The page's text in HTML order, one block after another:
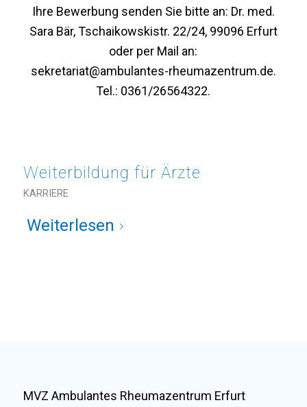
Ihre Bewerbung senden Sie bitte an: Dr. med.
Sara Bär, Tschaikowskistr. 22/24, 99096 Erfurt
oder per Mail an:
sekretariat@ambulantes-rheumazentrum.de.
Tel.: 0361/26564322.
Weiterbildung für Ärzte
KARRIERE
Weiterlesen
MVZ Ambulantes Rheumazentrum Erfurt